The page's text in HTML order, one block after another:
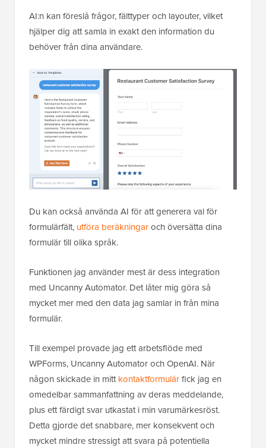
AI:n kan föreslå frågor, fälttyper och layouter, vilket
hjälper dig att samla in exakt den information du
behöver från dina användare.
Du kan också använda AI för att generera val för
formulärfält, utföra beräkningaroch översätta dina
formulär till olika språk.
Funktionen jag använder mest är dess integration
med Uncanny Automator. Det låter mig göra så
mycket mer med den data jag samlar in från mina
formulär.
Till exempel provade jag ett arbetsflöde med
WPForms, Uncanny Automator och OpenAI. När
någon skickade in mittkontaktformulärfick jag en
omedelbar sammanfattning av deras meddelande,
plus ett färdigt svar utkastat i min varumärkesröst.
Detta gjorde det snabbare, mer konsekvent och
mycket mindre stressigt att svara på potentiella